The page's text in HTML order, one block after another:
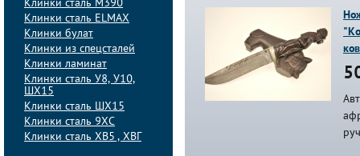
Клинки сталь M390
Клинки сталь ELMAX
Клинки булат
Клинки из спецсталей
Клинки ламинат
Клинки сталь У8, У10,
ШХ15
Клинки сталь ШХ15
Клинки сталь 9ХС
Клинки сталь ХВ5 , ХВГ